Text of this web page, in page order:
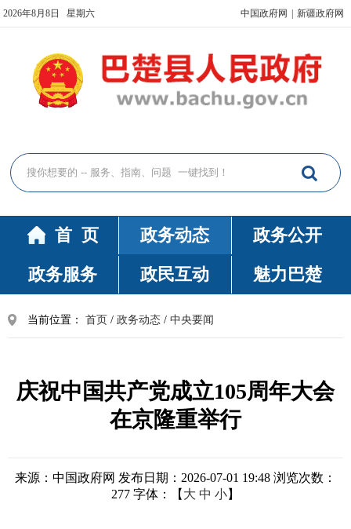
2026年8月8日 星期六 中国政府网 新疆政府网
首 页 政务动态
政务公开
政务服务
政民互动 魅力巴楚
当前位置： 首页 / 政务动态 / 中央要闻
庆祝中国共产党成立105周年大会
在京隆重举行
来源：中国政府网 发布日期：2026-07-01 19:48 浏览次数：
277 字体：【 大 中 小】